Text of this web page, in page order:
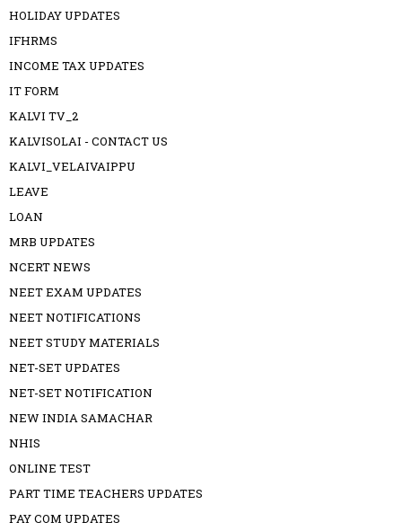
HOLIDAY UPDATES
IFHRMS
INCOME TAX UPDATES
IT FORM
KALVI TV_2
KALVISOLAI - CONTACT US
KALVI_VELAIVAIPPU
LEAVE
LOAN
MRB UPDATES
NCERT NEWS
NEET EXAM UPDATES
NEET NOTIFICATIONS
NEET STUDY MATERIALS
NET-SET UPDATES
NET-SET NOTIFICATION
NEW INDIA SAMACHAR
NHIS
ONLINE TEST
PART TIME TEACHERS UPDATES
PAY COM UPDATES